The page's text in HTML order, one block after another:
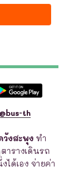
th
วังสะพุง ทำ
ารางเดินรถ
ได้เอง จ่ายค่า